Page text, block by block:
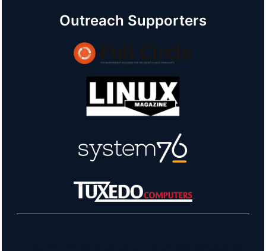
Outreach Supporters